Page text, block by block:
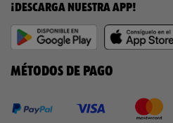
¡DESCARGA NUESTRA APP!
MÉTODOS DE PAGO